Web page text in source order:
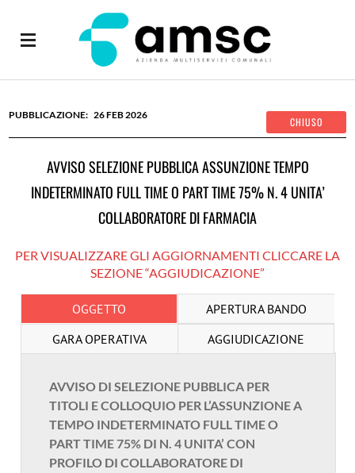
26FEB2026
AVVISO SELEZIONE PUBBLICA ASSUNZIONE TEMPO
INDETERMINATO FULL TIME O PART TIME 75% N. 4 UNITA’
COLLABORATORE DI FARMACIA
PER VISUALIZZARE GLI AGGIORNAMENTI CLICCARE LA
SEZIONE “AGGIUDICAZIONE”
OGGETTO
APERTURA BANDO
GARA OPERATIVA
AGGIUDICAZIONE
AVVISO DI SELEZIONE PUBBLICA PER
TITOLI E COLLOQUIO PER L’ASSUNZIONE A
TEMPO INDETERMINATO FULL TIME O
PART TIME 75% DI N. 4 UNITA’ CON
PROFILO DI COLLABORATORE DI